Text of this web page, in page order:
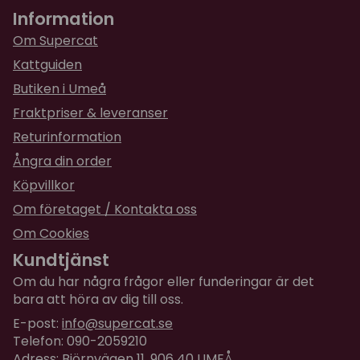
för 1 år sedan
Den gillades skarpt! 5
Marianne
för 2 år sedan
Populär och bra sysselsättning. Tyvärr lite tunn
kartong runt hålen där bollarna ligger så min katt
har redan slitit bort pappen runt 2 av hålen för
att komma åt bollarna.
Information
Om Supercat
Kattguiden
Butiken i Umeå
Fraktpriser & leveranser
Returinformation
Ångra din order
Köpvillkor
Om företaget / Kontakta oss
Om Cookies
Kundtjänst
Om du har några frågor eller funderingar är det
bara att höra av dig till oss.
E-post: info@supercat.se
Telefon: 090-2059210